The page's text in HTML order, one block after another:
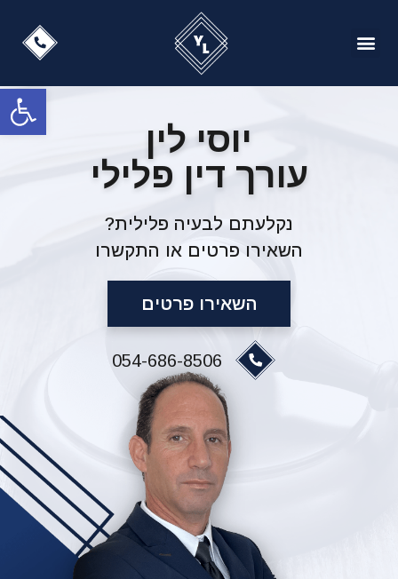
יוסי לין
עורך דין פלילי
נקלעתם לבעיה פלילית?
השאירו פרטים או התקשרו
השאירו פרטים
054-686-8506